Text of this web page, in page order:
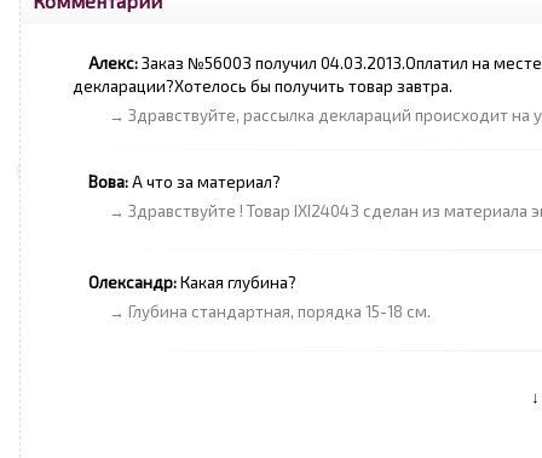
Алекс:Заказ №56003 получил 04.03.2013.Оплатил на
декларации?Хотелось бы получить товар завтра.
→ Здравствуйте, рассылка деклараций происходит
Вова:А что за материал?
→ Здравствуйте ! Товар IXI24043 сделан из материала
Олександр:Какая глубина?
→ Глубина стандартная, порядка 15-18 см.
↓